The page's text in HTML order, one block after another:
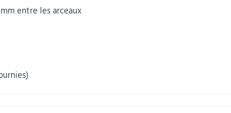
entre les arceaux